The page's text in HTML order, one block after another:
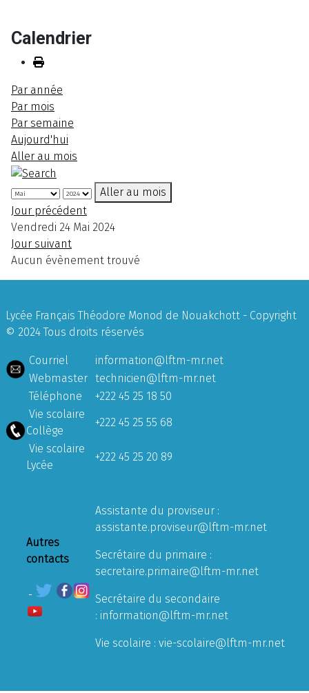
Calendrier
Par année
Par mois
Par semaine
Aujourd'hui
Aller au mois
Aller au mois
Jour précédent
Vendredi 24 Mai 2024
Jour suivant
Aucun évènement trouvé
Lycée Français Théodore Monod de Nouakchott - Copyright
© 2024 Tous droits réservés
Courriel
information@lftm-mr.net
Webmaster technicien@lftm-mr.net
Téléphone
+222 45 25 18 50
Vie scolaire
Collège
+222 45 25 55 68
Vie scolaire
Lycée
+222 45 25 20 89
Autres
contacts
Assistante du proviseur :
assistante.proviseur@lftm-mr.net
Secrétaire du primaire :
secretaire.primaire@lftm-mr.net
Secrétaire du secondaire
: information@lftm-mr.net
Vie scolaire : vie-scolaire@lftm-mr.net